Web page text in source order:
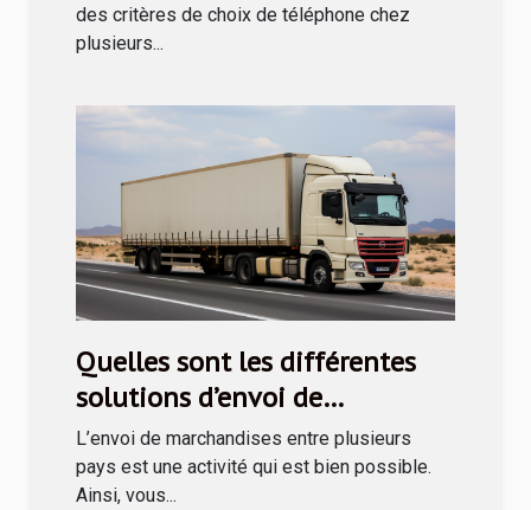
des critères de choix de téléphone chez
plusieurs...
Quelles sont les différentes
solutions d’envoi de
marchandises en Tunisie ?
L’envoi de marchandises entre plusieurs
pays est une activité qui est bien possible.
Ainsi, vous...